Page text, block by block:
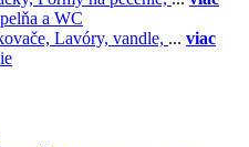
a WC
Lavóry, vandle, ... viac